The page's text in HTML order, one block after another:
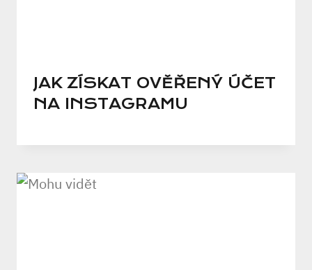
JAK ZÍSKAT OVĚŘENÝ ÚČET
NA INSTAGRAMU